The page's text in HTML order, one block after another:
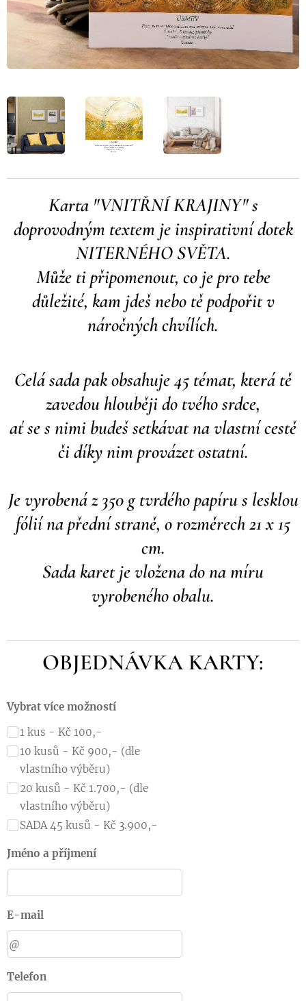
Karta "VNITŘNÍ KRAJINY" s
doprovodným textem je inspirativní dotek
NITERNÉHO SVĚTA.
Může ti připomenout, co je pro tebe
důležité, kam jdeš nebo tě podpořit v
náročných chvílích.
Celá sada pak obsahuje 45 témat, která tě
zavedou hlouběji do tvého srdce,
ať se s nimi budeš setkávat na vlastní cestě
či díky nim provázet ostatní.
Je vyrobená z 350 g tvrdého papíru s lesklou
fólií na přední straně, o rozměrech 21 x 15
cm.
Sada karet je vložena do na míru
vyrobeného obalu.
OBJEDNÁVKA KARTY:
Vybrat více možností
1 kus - Kč 100,-
10 kusů - Kč 900,- (dle
vlastního výběru)
20 kusů - Kč 1.700,- (dle
vlastního výběru)
SADA 45 kusů - Kč 3.900,-
Jméno a příjmení
E-mail
Telefon